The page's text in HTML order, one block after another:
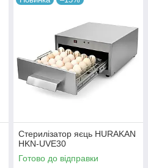
Стерилізатор яєць HURAKAN
HKN-UVE30
Готово до відправки